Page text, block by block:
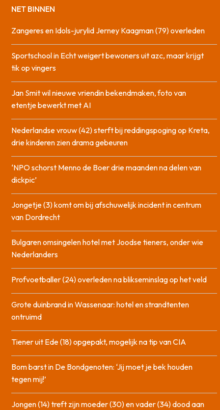
NET BINNEN
Zangeres en Idols-jurylid Jerney Kaagman (79) overleden
Sportschool in Echt weigert bewoners uit azc, maar krijgt
tik op vingers
Jan Smit wil nieuwe vriendin bekendmaken, foto van
etentje bewerkt met AI
Nederlandse vrouw (42) sterft bij reddingspoging op Kreta,
drie kinderen zien drama gebeuren
‘NPO schorst Menno de Boer drie maanden na delen van
dickpic’
Jongetje (3) komt om bij afschuwelijk incident in centrum
van Dordrecht
Bulgaren omsingelen hotel met Joodse tieners, onder wie
Nederlanders
Profvoetballer (24) overleden na blikseminslag op het veld
Grote duinbrand in Wassenaar: hotel en strandtenten
ontruimd
Tiener uit Ede (18) opgepakt, mogelijk na tip van CIA
Bom barst in De Bondgenoten: ‘Jij moet je bek houden
tegen mij!’
Jongen (14) treft zijn moeder (30) en vader (34) dood aan